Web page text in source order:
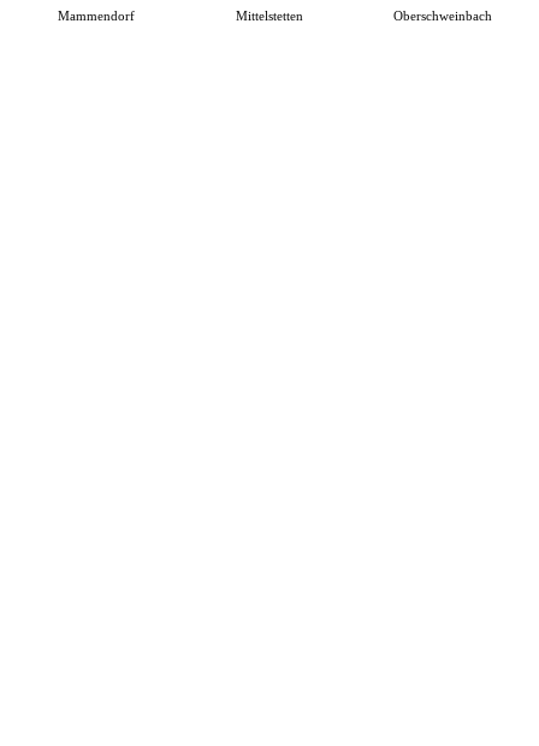
Mammendorf Mittelstetten Oberschweinbach